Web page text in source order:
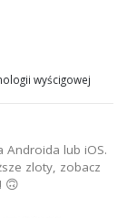
wyścigowej
Androida lub iOS.
zloty, zobacz
🙃